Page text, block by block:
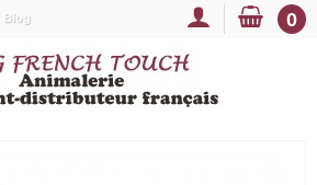
Blog 0